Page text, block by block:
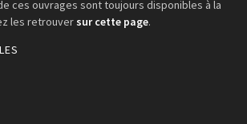
ces ouvrages sont toujours disponibles à la
les retrouver sur cette page.